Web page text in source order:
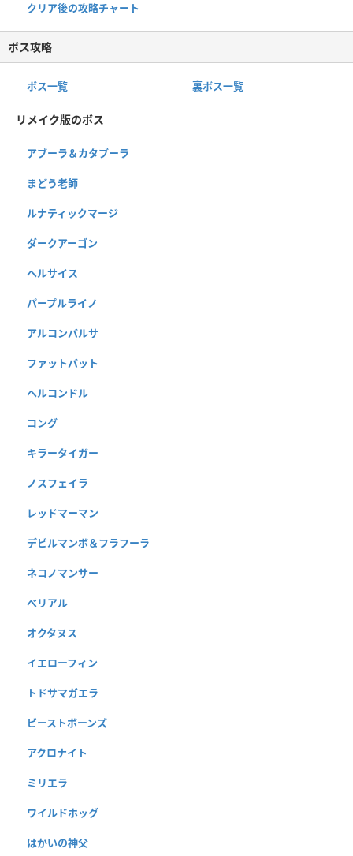
クリア後の攻略チャート
ボス攻略
ボス一覧 裏ボス一覧
リメイク版のボス
アブーラ＆カタブーラ
まどう老師
ルナティックマージ
ダークアーゴン
ヘルサイス
パープルライノ
アルコンバルサ
ファットバット
ヘルコンドル
コング
キラータイガー
ノスフェイラ
レッドマーマン
デビルマンボ＆フラフーラ
ネコノマンサー
べリアル
オクタヌス
イエローフィン
トドサマガエラ
ビーストボーンズ
アクロナイト
ミリエラ
ワイルドホッグ
はかいの神父